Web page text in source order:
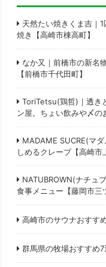
天然たい焼きくま吉｜
焼き【高崎市棟高町】
なか又｜前橋市の新名
【前橋市千代田町】
ToriTetsu(鶏哲)｜透き
ン屋。ちょい飲みや〆の
MADAME SUCRE(マ
しめるクレープ【高崎市
NATUBROWN(ナチュ
食事メニュー【藤岡市三
高崎市のサウナおすす
群馬県の牧場おすすめ7